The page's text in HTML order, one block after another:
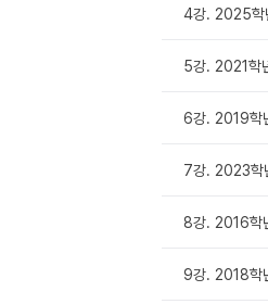
4강. 2025학
5강. 2021학
6강. 2019학
7강. 2023학
8강. 2016학
9강. 2018